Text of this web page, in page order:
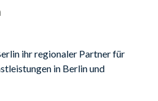
ihr regionaler Partner für
in Berlin und